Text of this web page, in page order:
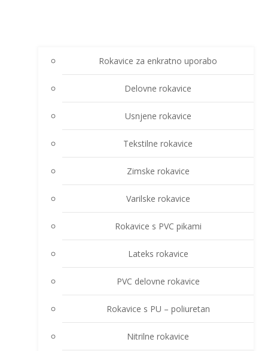
Rokavice za enkratno uporabo
Delovne rokavice
Usnjene rokavice
Tekstilne rokavice
Zimske rokavice
Varilske rokavice
Rokavice s PVC pikami
Lateks rokavice
PVC delovne rokavice
Rokavice s PU – poliuretan
Nitrilne rokavice